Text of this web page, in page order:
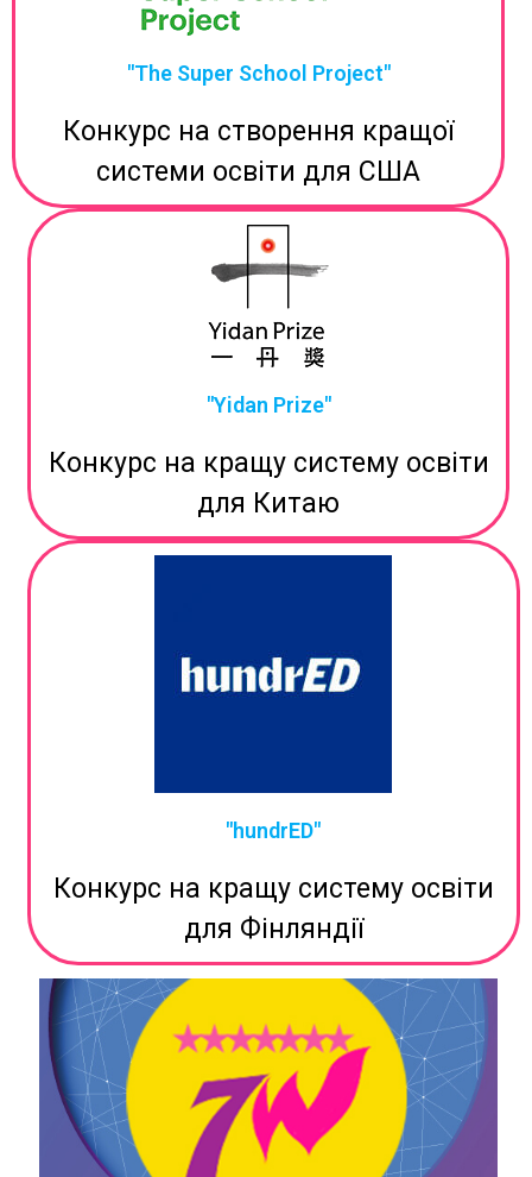
"The Super School Project"
Конкурс на створення кращої
системи освіти для США
"Yidan Prize"
Конкурс на кращу систему освіти
для Китаю
"hundrED"
Конкурс на кращу систему освіти
для Фінляндії